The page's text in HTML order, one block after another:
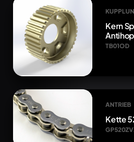
Kern
TB01OD
ANTRIEB
Kette